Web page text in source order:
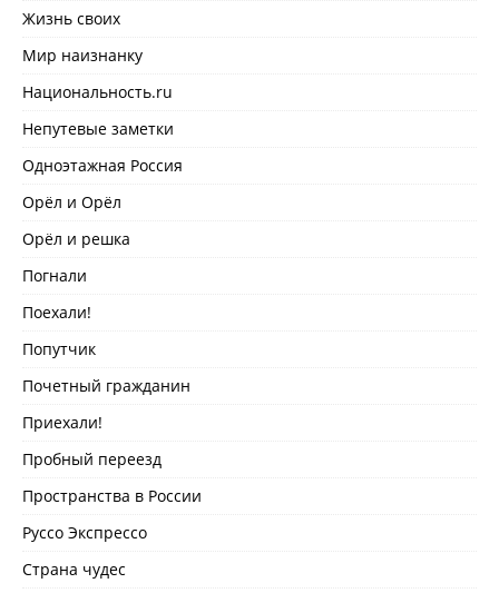
Жизнь своих
Мир наизнанку
Национальность.ru
Непутевые заметки
Одноэтажная Россия
Орёл и Орёл
Орёл и решка
Погнали
Поехали!
Попутчик
Почетный гражданин
Приехали!
Пробный переезд
Пространства в России
Руссо Экспрессо
Страна чудес